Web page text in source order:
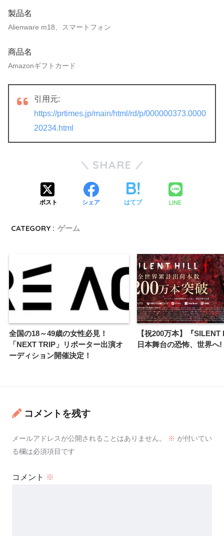
製品名
Alienware m18、スマートフォン
商品名
Amazonギフトカード
引用元:
https://prtimes.jp/main/html/rd/p/000000373.0000
20234.html
SHARE
ポスト シェア はてブ LINE
CATEGORY : ゲーム
全国の18～49歳の女性必見！
「NEXT TRIP」リポーター出演オ
ーディション開催決定！
【祝200万本】『
日本舞台の恐怖、世界へ!
コメントを残す
メールアドレスが公開されることはありません。 ※ が付いてい
る欄は必須項目です
コメント ※